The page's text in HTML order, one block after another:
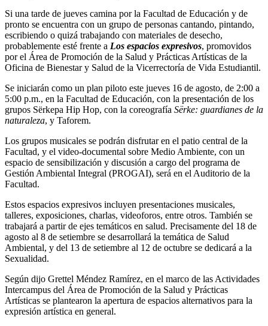
Si una tarde de jueves camina por la Facultad de Educación y de
pronto se encuentra con un grupo de personas cantando, pintando,
escribiendo o quizá trabajando con materiales de desecho,
probablemente esté frente a Los espacios expresivos, promovidos
por el Área de Promoción de la Salud y Prácticas Artísticas de la
Oficina de Bienestar y Salud de la Vicerrectoría de Vida Estudiantil.
Se iniciarán como un plan piloto este jueves 16 de agosto, de 2:00 a
5:00 p.m., en la Facultad de Educación, con la presentación de los
grupos Sërkepa Hip Hop, con la coreografía Sërke: guardianes de la
naturaleza, y Taforem.
Los grupos musicales se podrán disfrutar en el patio central de la
Facultad, y el video-documental sobre Medio Ambiente, con un
espacio de sensibilización y discusión a cargo del programa de
Gestión Ambiental Integral (PROGAI), será en el Auditorio de la
Facultad.
Estos espacios expresivos incluyen presentaciones musicales,
talleres, exposiciones, charlas, videoforos, entre otros. También se
trabajará a partir de ejes temáticos en salud. Precisamente del 18 de
agosto al 8 de setiembre se desarrollará la temática de Salud
Ambiental, y del 13 de setiembre al 12 de octubre se dedicará a la
Sexualidad.
Según dijo Grettel Méndez Ramírez, en el marco de las Actividades
Intercampus del Área de Promoción de la Salud y Prácticas
Artísticas se plantearon la apertura de espacios alternativos para la
expresión artística en general.